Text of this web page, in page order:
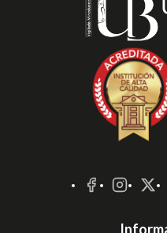
Sociales